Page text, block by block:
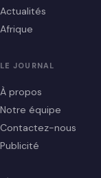
Actualités
Afrique
LE JOURNAL
À propos
Notre équipe
Contactez-nous
Publicité